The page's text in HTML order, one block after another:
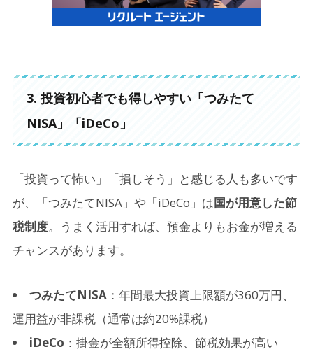
3. 投資初心者でも得しやすい「つみたて
NISA」「iDeCo」
「投資って怖い」「損しそう」と感じる人も多いです
が、「つみたてNISA」や「iDeCo」は国が用意した節
税制度。うまく活用すれば、預金よりもお金が増える
チャンスがあります。
つみたてNISA：年間最大投資上限額が360万円、
運用益が非課税（通常は約20%課税）
iDeCo ：掛金が全額所得控除、節税効果が高い